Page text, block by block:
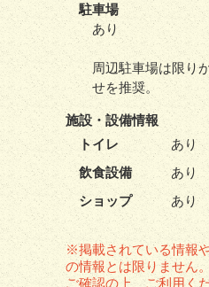
駐車場
あり
周辺駐車場は限り
せを推奨。
施設・ 設備情報
トイレ
あり
飲食設備
あり
ショップ
あり
※掲載されている情報
の情報とは限りません
ご確認の上、ご利用く